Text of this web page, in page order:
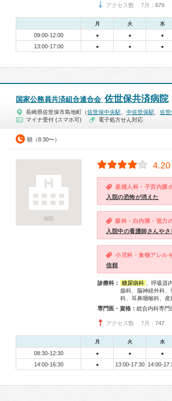
アクセス数 7月： 679 |
月 火 水
09:00-12:00 ● ● ●
13:00-17:00 ● ● ●
国家公務員共済組合連合会 佐世保共済病院
長崎県佐世保市島地町（佐世保中央駅 中佐世保駅 佐世
マイナ受付 (スマホ可)
電子処方せん対応
朝（8:30〜）
病院
4.20
産婦人科・子宮内膜
入院の恐怖が消えた
眼科・白内障・視力
入院中の看護師さんやさ
小児科・食物アレル
信頼
診療科： 糖尿病科
、呼吸器
腺科、脳神経外科
科、耳鼻咽喉科、
専門医・資格：
アクセス数 7月： 747 |
月 火 水
08:30-12:30 ● ● ●
14:00-16:30 ● 13:00-17:30 14:00-